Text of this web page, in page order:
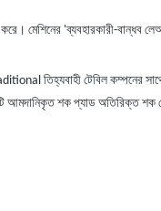
মেশিনের 'ব্যবহারকারী-বান্ধব
তিহ্যবাহী টেবিল কম্পনের
আমদানিকৃত শক প্যাড অতিরিক্ত